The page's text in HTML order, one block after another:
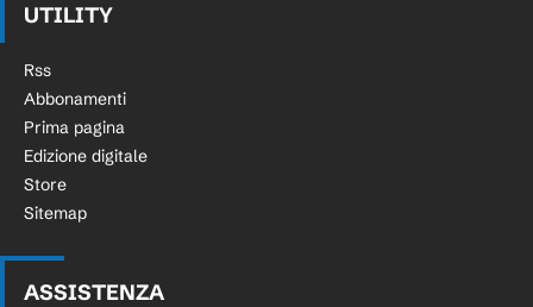
UTILITY
Rss
Abbonamenti
Prima pagina
Edizione digitale
Store
Sitemap
ASSISTENZA